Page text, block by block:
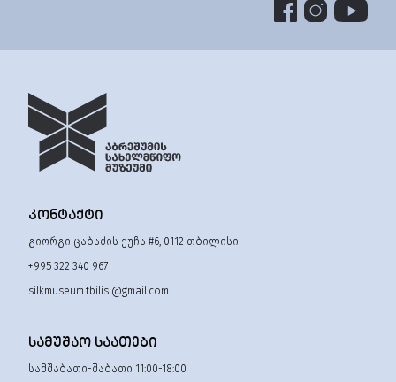
ᲙᲝᲜᲢᲐᲥᲢᲘ
გიორგი ცაბაძის ქუჩა #6, 0112 თბილისი
+995 322 340 967
silkmuseum.tbilisi@gmail.com
ᲡᲐᲛᲣᲨᲐᲝ ᲡᲐᲐᲗᲔᲑᲘ
სამშაბათი-შაბათი 11:00-18:00